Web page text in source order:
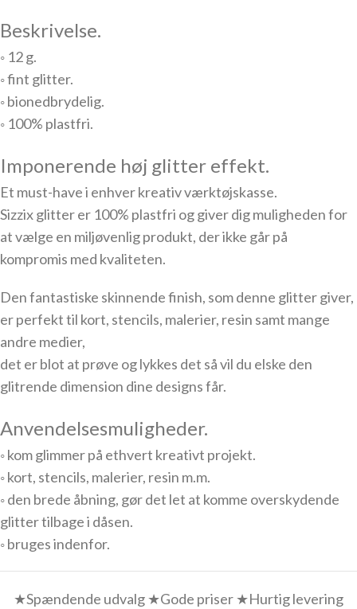
Beskrivelse.
◦ 12 g.
◦ fint glitter.
◦ bionedbrydelig.
◦ 100% plastfri.
Imponerende høj glitter effekt.
Et must-have i enhver kreativ værktøjskasse.
Sizzix glitter er 100% plastfri og giver dig muligheden for
at vælge en miljøvenlig produkt, der ikke går på
kompromis med kvaliteten.
Den fantastiske skinnende finish, som denne glitter giver,
er perfekt til kort, stencils, malerier, resin samt mange
andre medier,
det er blot at prøve og lykkes det så vil du elske den
glitrende dimension dine designs får.
Anvendelsesmuligheder.
◦ kom glimmer på ethvert kreativt projekt.
◦ kort, stencils, malerier, resin m.m.
◦ den brede åbning, gør det let at komme overskydende
glitter tilbage i dåsen.
◦ bruges indenfor.
★Spændende udvalg ★Gode priser ★Hurtig levering